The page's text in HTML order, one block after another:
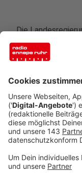
Die
pro Jahr
Qualität der
weiter ausgebaut
Geld ein zweites
Sommer.
das sei der
Anzeige